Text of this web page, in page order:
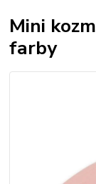
Mini
farby